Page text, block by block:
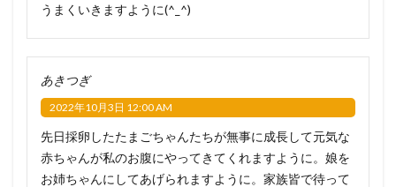
うまくいきますように(^_^)
あきつぎ
2022年10月3日 12:00 AM
先日採卵したたまごちゃんたちが無事に成長して元気な
赤ちゃんが私のお腹にやってきてくれますように。娘を
お姉ちゃんにしてあげられますように。家族皆で待って